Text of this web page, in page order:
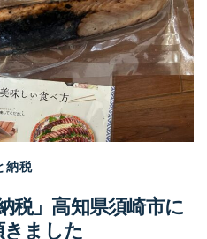
納税
税」高知県須崎市に
きました